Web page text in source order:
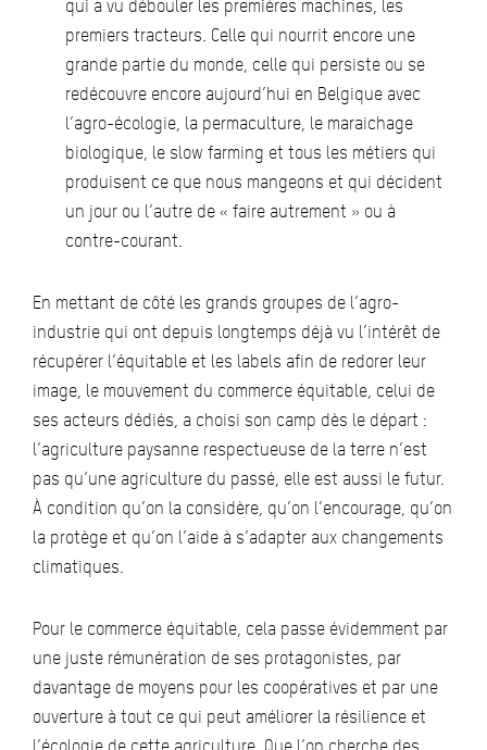
qui a vu débouler les premières machines, les
premiers tracteurs. Celle qui nourrit encore une
grande partie du monde, celle qui persiste ou se
redécouvre encore aujourd’hui en Belgique avec
l’agro-écologie, la permaculture, le maraichage
biologique, le slow farming et tous les métiers qui
produisent ce que nous mangeons et qui décident
un jour ou l’autre de « faire autrement » ou à
contre-courant.
En mettant de côté les grands groupes de l’agro-
industrie qui ont depuis longtemps déjà vu l’intérêt de
récupérer l’équitable et les labels afin de redorer leur
image, le mouvement du commerce équitable, celui de
ses acteurs dédiés, a choisi son camp dès le départ :
l’agriculture paysanne respectueuse de la terre n’est
pas qu’une agriculture du passé, elle est aussi le futur.
À condition qu’on la considère, qu’on l’encourage, qu’on
la protège et qu’on l’aide à s’adapter aux changements
climatiques.
Pour le commerce équitable, cela passe évidemment par
une juste rémunération de ses protagonistes, par
davantage de moyens pour les coopératives et par une
ouverture à tout ce qui peut améliorer la résilience et